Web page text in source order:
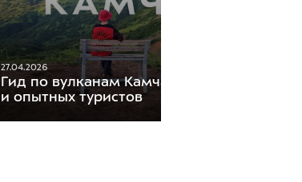
27.04.2026
Гид по вулканам Камчатки: для новичков
и опытных туристов